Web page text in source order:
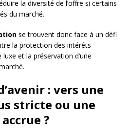
la diversité de l’offre si certains
du marché.
se trouvent donc face à un défi
la protection des intérêts
et la préservation d’une
: vers une
stricte ou une
?